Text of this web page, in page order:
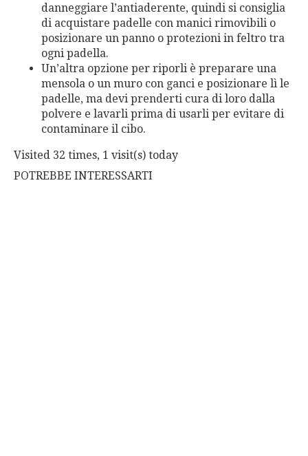
danneggiare l’antiaderente, quindi si consiglia
di acquistare padelle con manici rimovibili o
posizionare un panno o protezioni in feltro tra
ogni padella.
Un’altra opzione per riporli è preparare una
mensola o un muro con ganci e posizionare lì le
padelle, ma devi prenderti cura di loro dalla
polvere e lavarli prima di usarli per evitare di
contaminare il cibo.
Visited 32 times, 1 visit(s) today
POTREBBE INTERESSARTI